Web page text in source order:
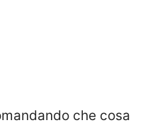
che cosa